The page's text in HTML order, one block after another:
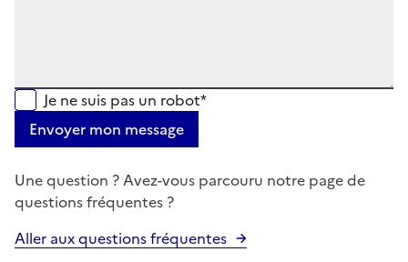
Je ne suis pas un robot*
Envoyer mon message
Une question ? Avez-vous parcouru notre page de
questions fréquentes ?
Aller aux questions fréquentes